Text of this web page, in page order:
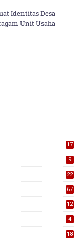
Identitas Desa
Unit Usaha
17
9
22
67
12
4
18